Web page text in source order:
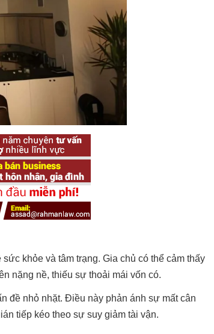
khỏe và tâm trạng. Gia chủ có thể cảm thấy
nặng nề, thiếu sự thoải mái vốn có.
đề nhỏ nhặt. Điều này phản ánh sự mất cân
tiếp kéo theo sự suy giảm tài vận.